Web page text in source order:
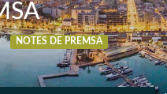
NOTES DE PREMSA